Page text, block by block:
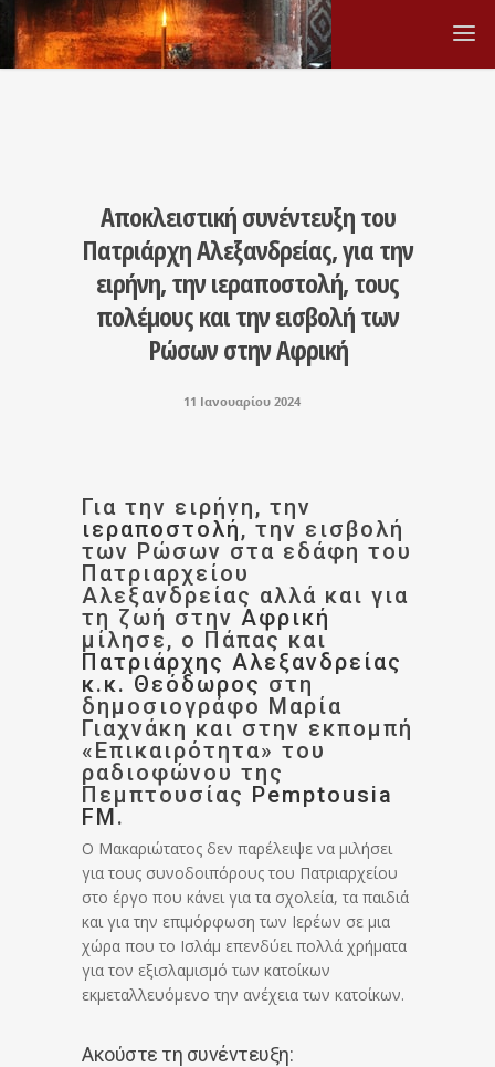
Αποκλειστική συνέντευξη του
Πατριάρχη Αλεξανδρείας, για την
ειρήνη, την ιεραποστολή, τους
πολέμους και την εισβολή των
Ρώσων στην Αφρική
11 Ιανουαρίου 2024
Για την ειρήνη, την
ιεραποστολή, την εισβολή
των Ρώσων στα εδάφη του
Πατριαρχείου
Αλεξανδρείας αλλά και για
τη ζωή στην Αφρική
μίλησε, ο Πάπας και
Πατριάρχης Αλεξανδρείας
κ.κ. Θεόδωρος στη
δημοσιογράφο Μαρία
Γιαχνάκη και στην εκπομπή
«Επικαιρότητα» του
ραδιοφώνου της
Πεμπτουσίας Pemptousia
FM.
Ο Μακαριώτατος δεν παρέλειψε να μιλήσει
για τους συνοδοιπόρους του Πατριαρχείου
στο έργο που κάνει για τα σχολεία, τα παιδιά
και για την επιμόρφωση των Ιερέων σε μια
χώρα που το Ισλάμ επενδύει πολλά χρήματα
για τον εξισλαμισμό των κατοίκων
εκμεταλλευόμενο την ανέχεια των κατοίκων.
Ακούστε τη συνέντευξη: